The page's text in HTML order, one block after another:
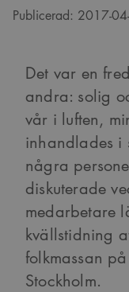
Publicerad: 2017-
Det var en
andra: solig
vår i luften,
inhandlades i
några
diskuterade
medarbetare
kvällstidning
folkmassan
Stockholm.